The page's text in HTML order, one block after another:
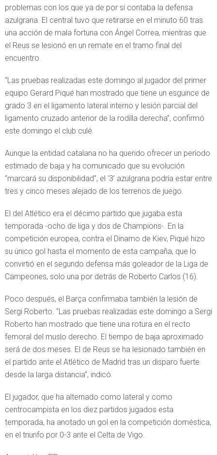
problemas con los que ya de por sí contaba la defensa
azulgrana. El central tuvo que retirarse en el minuto 60 tras
una acción de mala fortuna con Ángel Correa, mientras que
el Reus se lesionó en un remate en el tramo final del
encuentro.
“Las pruebas realizadas este domingo al jugador del primer
equipo Gerard Piqué han mostrado que tiene un esguince de
grado 3 en el ligamento lateral interno y lesión parcial del
ligamento cruzado anterior de la rodilla derecha”, confirmó
este domingo el club culé.
Aunque la entidad catalana no ha querido ofrecer un período
estimado de baja y ha comunicado que su evolución
“marcará su disponibilidad”, el ‘3’ azulgrana podría estar entre
tres y cinco meses alejado de los terrenos de juego.
El del Atlético era el décimo partido que jugaba esta
temporada -ocho de liga y dos de Champions-. En la
competición europea, contra el Dinamo de Kiev, Piqué hizo
su único gol hasta el momento de esta campaña, que lo
convirtió en el segundo defensa más goleador de la Liga de
Campeones, solo una por detrás de Roberto Carlos (16).
Poco después, el Barça confirmaba también la lesión de
Sergi Roberto. “Las pruebas realizadas este domingo a Sergi
Roberto han mostrado que tiene una rotura en el recto
femoral del muslo derecho. El tiempo de baja aproximado
será de dos meses. El de Reus se ha lesionado también en
el partido ante el Atlético de Madrid tras un disparo fuerte
desde la larga distancia”, indicó.
El jugador, que ha alternado como lateral y como
centrocampista en los diez partidos jugados esta
temporada, ha anotado un gol en la competición doméstica,
en el triunfo por 0-3 ante el Celta de Vigo.